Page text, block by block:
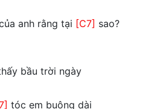
anh rằng tại [C7] sao?
bầu trời ngày
tóc em buông dài